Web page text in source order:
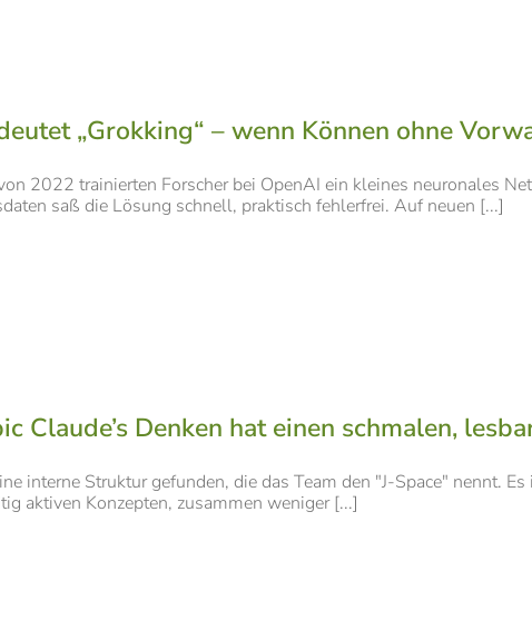
„Grokking“ – wenn Können ohne
2022 trainierten Forscher bei OpenAI ein kleines neuronales
saß die Lösung schnell, praktisch fehlerfrei. Auf neuen [...]
Claude’s Denken hat einen schmalen,
interne Struktur gefunden, die das Team den "J-Space" nennt.
aktiven Konzepten, zusammen weniger [...]